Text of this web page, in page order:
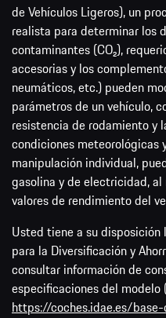
de Vehículos Ligeros), un
realista para determinar los
contaminantes (CO₂),
accesorias y los
neumáticos, etc.) pueden
parámetros de un vehículo,
resistencia de rodamiento y
condiciones meteorológicas
manipulación individual,
gasolina y de electricidad, al
valores de rendimiento del
Usted tiene a su
para la Diversificación y
consultar información de
especificaciones del modelo
https://coches.idae.es/